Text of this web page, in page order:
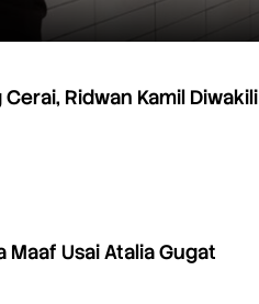
Ridwan Kamil Diwakili
Maaf Usai Atalia Gugat